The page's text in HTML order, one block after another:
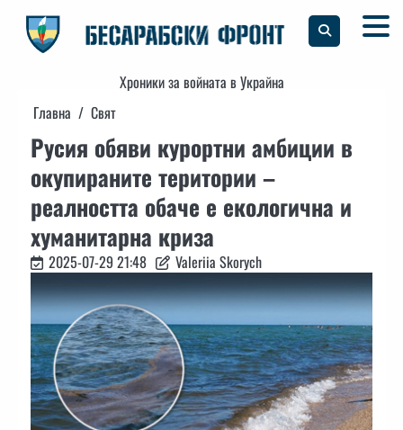
content
Хроники за войната в Украйна
Главна
Свят
Русия обяви курортни амбиции в
окупираните територии –
реалността обаче е екологична и
хуманитарна криза
2025-07-29 21:48 Valeriia Skorych